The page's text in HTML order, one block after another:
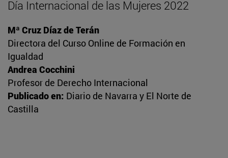
Día Internacional de las Mujeres 2022
Mª Cruz Díaz de Terán
Directora del Curso Online de Formación en
Igualdad
Andrea Cocchini
Profesor de Derecho Internacional
Publicado en: Diario de Navarra y El Norte de
Castilla